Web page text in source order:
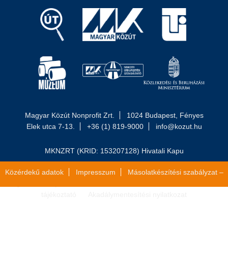
Magyar Közút Nonprofit Zrt.
1024 Budapest, Fényes
Elek utca 7-13.
+36 (1) 819-9000 info@kozut.hu
MKNZRT (KRID: 153207128) Hivatali Kapu
Közérdekű adatok Impresszum
Másolatkészítési szabályzat –